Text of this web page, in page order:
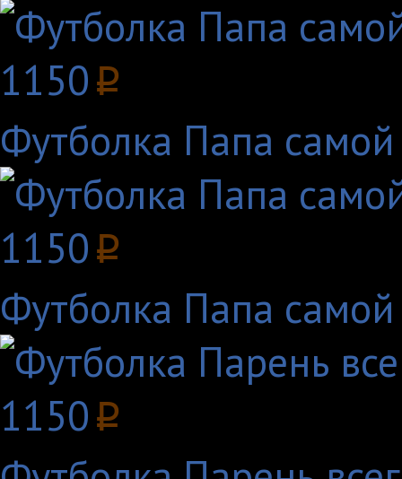
1150p
Футболка Папа
1150p
Футболка Папа
1150p